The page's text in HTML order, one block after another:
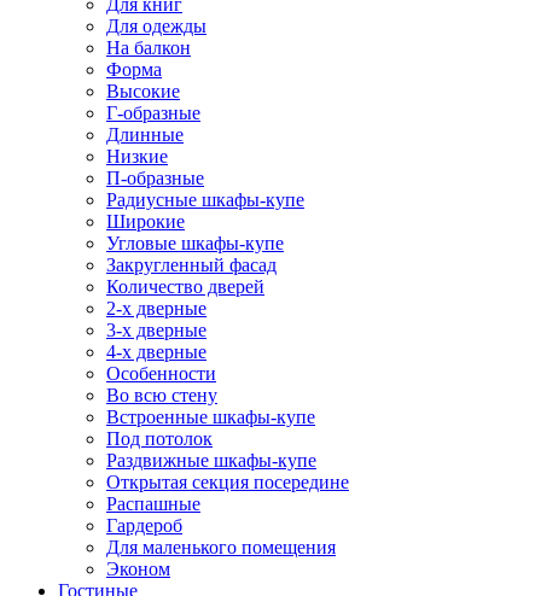
Для книг
Для одежды
На балкон
Форма
Высокие
Г-образные
Длинные
Низкие
П-образные
Радиусные шкафы-купе
Широкие
Угловые шкафы-купе
Закругленный фасад
Количество дверей
2-х дверные
3-х дверные
4-х дверные
Особенности
Во всю стену
Встроенные шкафы-купе
Под потолок
Раздвижные шкафы-купе
Открытая секция посередине
Распашные
Гардероб
Для маленького помещения
Эконом
Гостиные